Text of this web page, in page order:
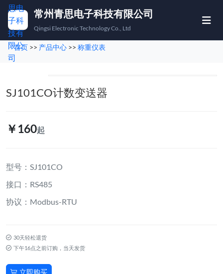
常州青思电子科技有限公司
Qingsi Electronic Technology Co., Ltd
首页
下载中心
🇨🇳中文 🇬🇧
首页 >> 产品中心 >> 称重仪表
SJ101CO计数变送器
￥160起
型号：SJ101CO
接口：RS485
协议：Modbus-RTU
30天轻松退货
下午16点之前订购，当天发货
立即购买